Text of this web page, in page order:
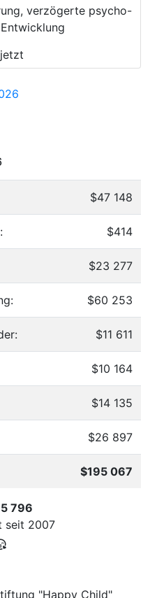
verzögerte psycho-
$47 148
$414
$23 277
$60 253
$11 611
$10 164
$14 135
$26 897
$195 067
796
seit 2007
"Happy Child"